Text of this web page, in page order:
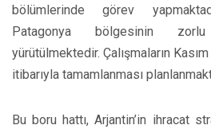
bölümlerinde görev
Patagonya bölgesinin
yürütülmektedir. Çalışmaların
itibarıyla tamamlanması
Bu boru hattı, Arjantin’in ihracat